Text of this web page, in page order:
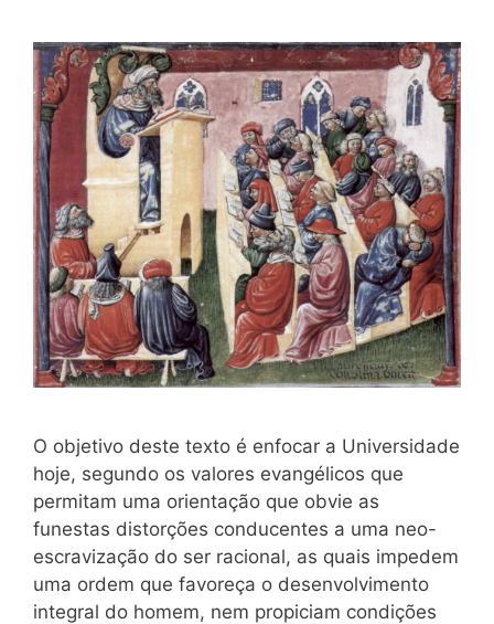
O objetivo deste texto é enfocar a Universidade
hoje, segundo os valores evangélicos que
permitam uma orientação que obvie as
funestas distorções conducentes a uma neo-
escravização do ser racional, as quais impedem
uma ordem que favoreça o desenvolvimento
integral do homem, nem propiciam condições